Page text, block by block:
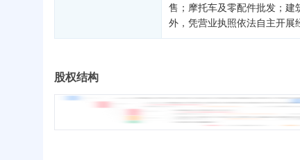
售；摩托车及零配件批发；建
外，凭营业执照依法自主开展
股权结构